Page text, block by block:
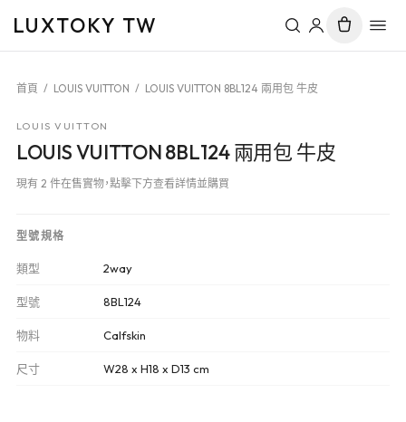
LUXTOKY TW
首頁 / LOUIS VUITTON / LOUIS VUITTON 8BL124 兩用包 牛皮
LOUIS VUITTON
LOUIS VUITTON 8BL124 兩用包 牛皮
現有 2 件在售實物，點擊下方查看詳情並購買
型號規格
類型 2way
型號 8BL124
物料 Calfskin
尺寸 W28 x H18 x D13 cm